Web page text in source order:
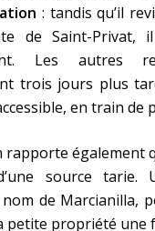
: tandis qu’il
de Saint-Privat, il
Les autres
trois jours plus
en train de
également
source tarie.
de Marcianilla,
petite propriété une